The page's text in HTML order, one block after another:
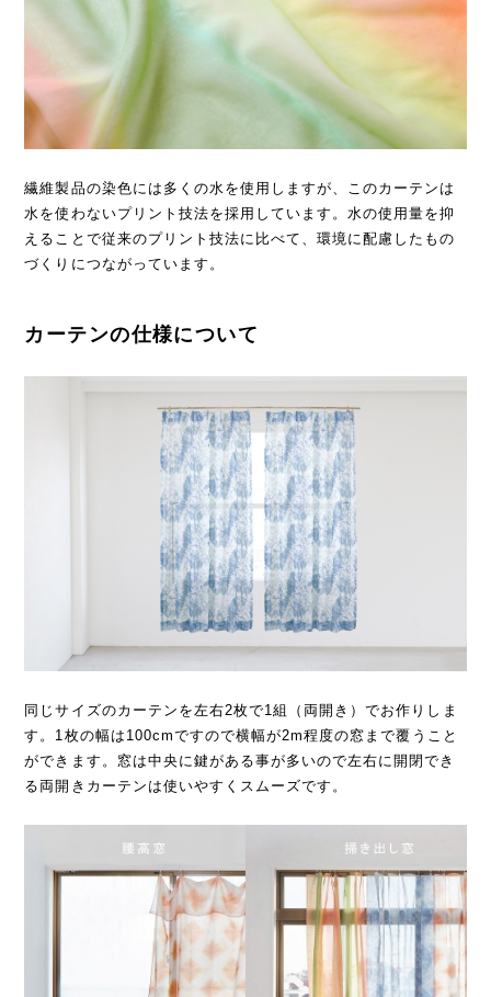
繊維製品の染色には多くの水を使用しますが、このカーテンは
水を使わないプリント技法を採用しています。水の使用量を抑
えることで従来のプリント技法に比べて、環境に配慮したもの
づくりにつながっています。
カーテンの仕様について
同じサイズのカーテンを左右2枚で1組（両開き）でお作りしま
す。1枚の幅は100cmですので横幅が2m程度の窓まで覆うこと
ができます。窓は中央に鍵がある事が多いので左右に開閉でき
る両開きカーテンは使いやすくスムーズです。